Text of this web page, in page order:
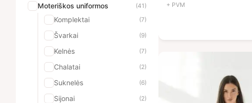
Moteriškos uniformos (41)
Komplektai (7)
Švarkai (9)
Kelnės (7)
Chalatai (2)
Suknelės (6)
Sijonai (2)
+ PVM